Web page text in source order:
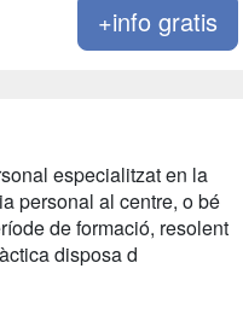
+info gratis
especialitzat en la
personal al centre, o bé
de formació, resolent
disposa d